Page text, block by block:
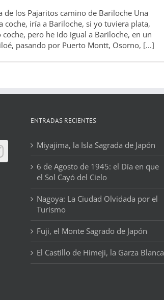
de los Pajaritos camino de Bariloche Una
coche, iría a Bariloche, si yo tuviera plata,
pero he ido igual a Bariloche, en un
pasando por Puerto Montt, Osorno, [...]
ENTRADAS RECIENTES
Miyajima, la Isla Sagrada de Japón
6 de Agosto de 1945: el Día en que
el Sol Cayó del Cielo
Nagoya: La Ciudad Olvidada por el
Turismo
Fuji, el Monte Sagrado de Japón
El Castillo de Himeji, la Garza Blanca